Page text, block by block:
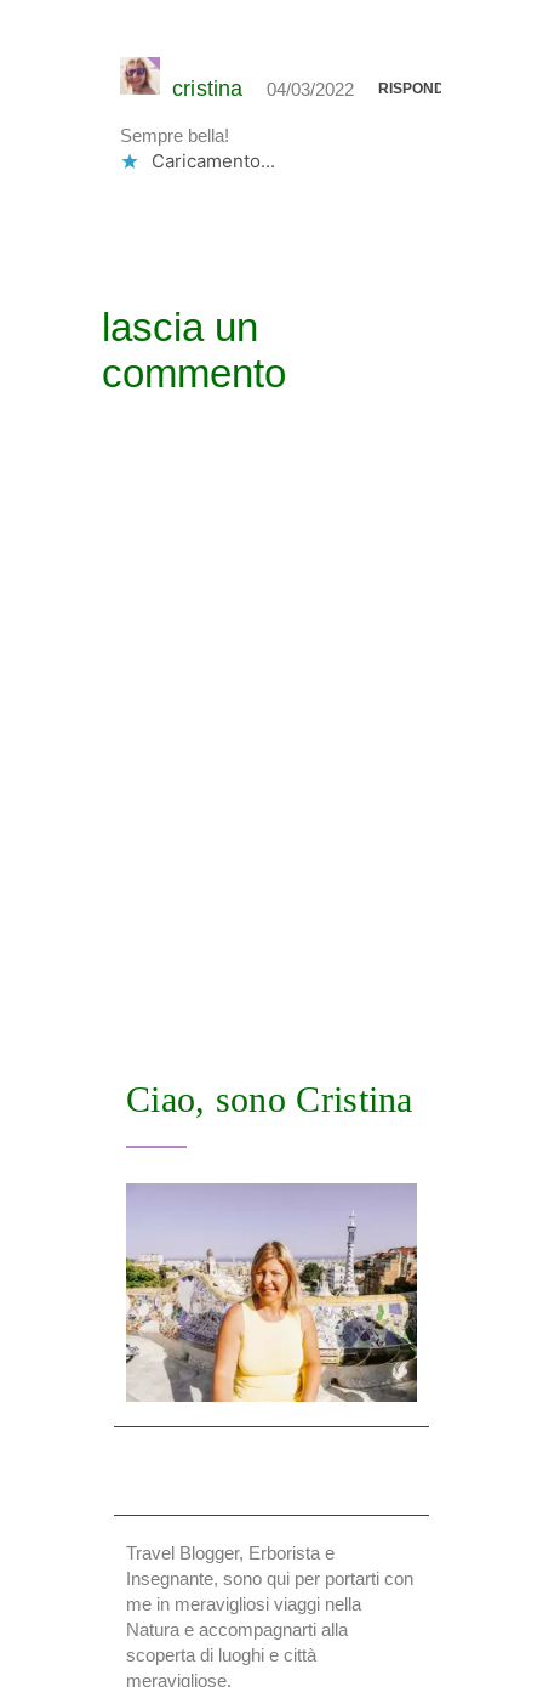
cristina 04/03/2022 RISPONDI
Sempre bella!
Caricamento...
lascia un
commento
Ciao, sono Cristina
Travel Blogger, Erborista e
Insegnante, sono qui per portarti con
me in meravigliosi viaggi nella
Natura e accompagnarti alla
scoperta di luoghi e città
meravigliose.